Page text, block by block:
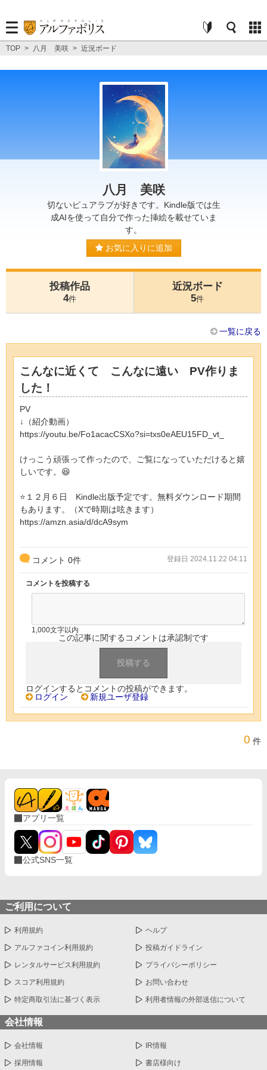
TOP > 八月 美咲 > 近況ボード
八月 美咲
切ないピュアラブが好きです。Kindle版では生
成AIを使って自分で作った挿絵を載せていま
す。
お気に入りに追加
投稿作品
4件
近況ボード
5件
一覧に戻る
こんなに近くて こんなに遠い PV作りま
した！
PV
↓（紹介動画）
https://youtu.be/Fo1acacCSXo?si=txs0eAEU15FD_vt_
けっこう頑張って作ったので、ご覧になっていただけると嬉
しいです。😆
⭐️１２月６日 Kindle出版予定です。無料ダウンロード期間
もあります。（Xで時期は呟きます）
https://amzn.asia/d/dcA9sym
コメント 0件 登録日 2024.11.22 04:11
コメントを投稿する
1,000文字以内
この記事に関するコメントは承認制です
ログインするとコメントの投稿ができます。
ログイン
新規ユーザ登録
0 件
アプリ一覧
公式SNS一覧
ご利用について
利用規約 ヘルプ
アルファコイン利用規約 投稿ガイドライン
レンタルサービス利用規約 プライバシーポリシー
スコア利用規約 お問い合わせ
特定商取引法に基づく表示 利用者情報の外部送信について
会社情報
会社情報 IR情報
採用情報 書店様向け